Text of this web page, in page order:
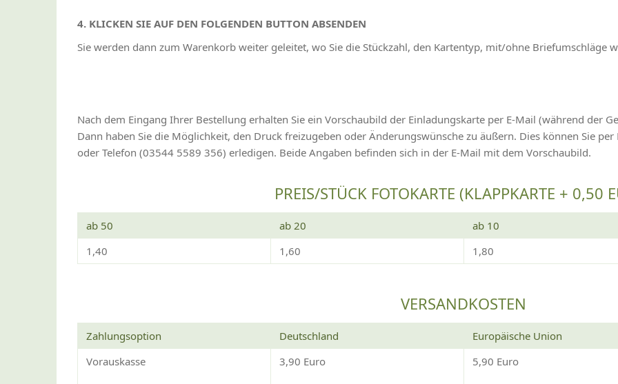
4. KLICKEN SIE AUF DEN FOLGENDEN BUTTON ABSENDEN
Sie werden dann zum Warenkorb weiter geleitet, wo Sie die Stückzahl, den Kartentyp, mit/ohne Briefumschläge
Nach dem Eingang Ihrer Bestellung erhalten Sie ein Vorschaubild der Einladungskarte per E-Mail (während der
Dann haben Sie die Möglichkeit, den Druck freizugeben oder Änderungswünsche zu äußern. Dies können Sie
oder Telefon (03544 5589 356) erledigen. Beide Angaben befinden sich in der E-Mail mit dem Vorschaubild.
PREIS/STÜCK FOTOKARTE (KLAPPKARTE + 0,50
ab 50 ab 20
ab 10
1,40
1,60 1,80
VERSANDKOSTEN
Zahlungsoption Deutschland
Europäische Union
Vorauskasse
3,90 Euro 5,90 Euro